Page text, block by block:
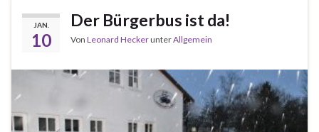
JAN.
10
Der Bürgerbus ist da!
Von Leonard HeckerunterAllgemein